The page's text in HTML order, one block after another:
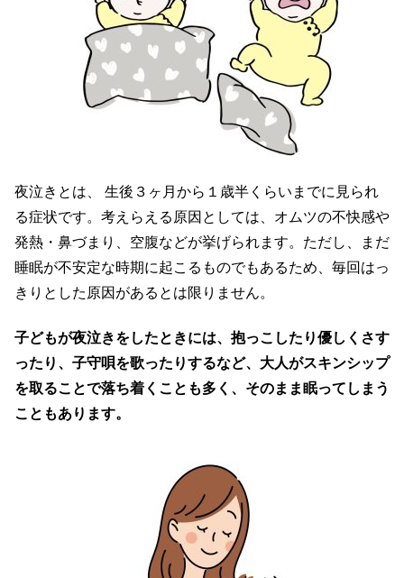
夜泣きとは、 生後３ヶ月から１歳半くらいまでに見られ
る症状です。考えらえる原因としては、オムツの不快感や
発熱・鼻づまり、空腹などが挙げられます。ただし、まだ
睡眠が不安定な時期に起こるものでもあるため、毎回はっ
きりとした原因があるとは限りません。
子どもが夜泣きをしたときには、抱っこしたり優しくさす
ったり、子守唄を歌ったりするなど、大人がスキンシップ
を取ることで落ち着くことも多く、そのまま眠ってしまう
こともあります。